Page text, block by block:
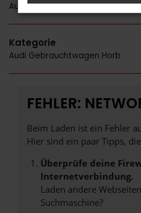
Audi Q5 Horb
Kategorie
Audi Gebrauchtwagen Horb
FEHLER:
Beim Laden ist ein Fehler
Hier sind ein paar Tipps,
Überprüfe deine
Internetverbindung.
Laden andere
Suchmaschine?